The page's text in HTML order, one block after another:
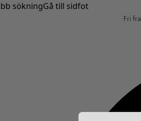
sökningGå till sidfot
Fri